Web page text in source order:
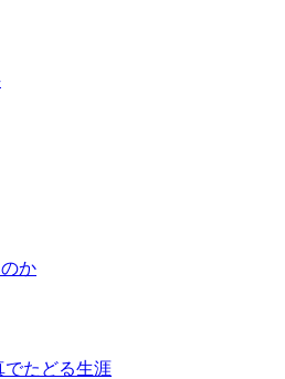
か
たどる生涯